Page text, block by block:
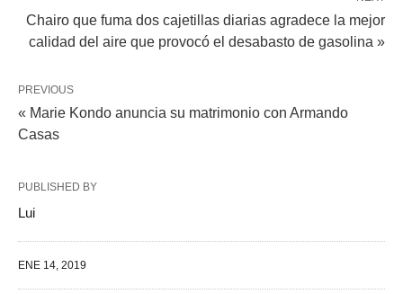
Chairo que fuma dos cajetillas diarias agradece la mejor
calidad del aire que provocó el desabasto de gasolina »
PREVIOUS
« Marie Kondo anuncia su matrimonio con Armando
Casas
PUBLISHED BY
Lui
ENE 14, 2019